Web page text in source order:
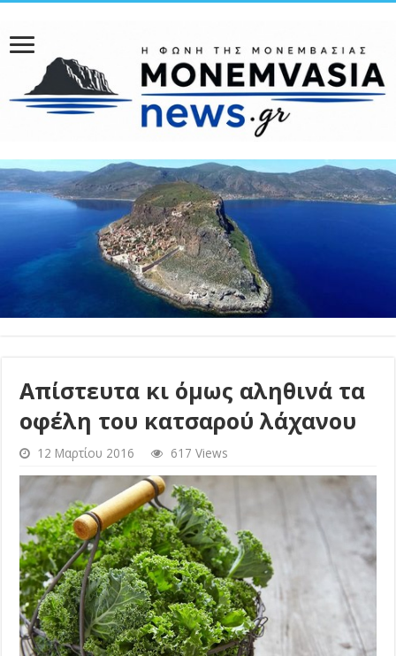
Απίστευτα κι όμως αληθινά τα
οφέλη του κατσαρού λάχανου
12 Μαρτίου 2016 617 Views